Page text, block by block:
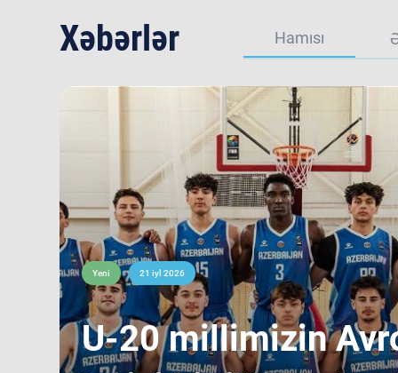
Xəbərlər Hamısı
Yeni 21 iyl 2026
​U-20 millimizin